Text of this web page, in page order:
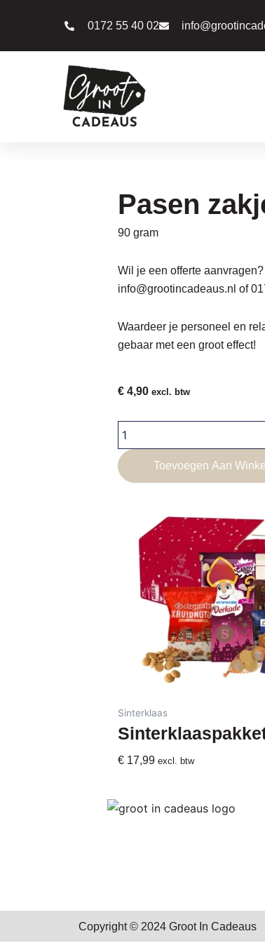
0172 55 40 02
Pasen
90 gram
Wil je een offerte
info@grootincadeaus.nl of
Waardeer je personeel en
gebaar met een groot effect!
€ 4,90 excl. btw
zakje
2
aantal
Toevoegen Aan
Sinterklaas
€ 17,99 excl. btw
Copyright © 2024 Groot In Cadeaus